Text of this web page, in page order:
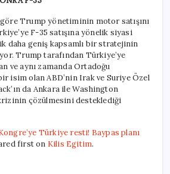
Trump yönetiminin motor satışını
F-35 satışına yönelik siyasi
daha geniş kapsamlı bir stratejinin
Trump tarafından Türkiye’ye
ve aynı zamanda Ortadoğu
isim olan ABD’nin Irak ve Suriye Özel
da Ankara ile Washington
çözülmesini desteklediği
Türkiye resti! Baypas planı
first on Kilis Egitim.